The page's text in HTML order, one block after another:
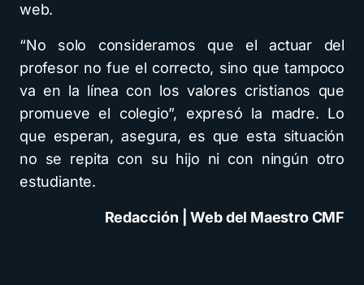
web.
“No solo consideramos que el actuar del
profesor no fue el correcto, sino que tampoco
va en la línea con los valores cristianos que
promueve el colegio”, expresó la madre. Lo
que esperan, asegura, es que esta situación
no se repita con su hijo ni con ningún otro
estudiante.
Redacción | Web del Maestro CMF